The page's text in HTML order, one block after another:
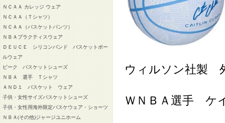
ＮＣＡＡ カレッジ ウェア
ＮＣＡＡ（Ｔシャツ）
ＮＣＡＡ（バスケットパンツ）
ＮＢＡプラクティスウェア
ＤＥＵＣＥ シリコンバンド バスケットボー
ルウェア
ピーク バスケットシューズ
ＮＢＡ 選手 Ｔシャツ
ＡＮＤ１ バスケット ウェア
子供・女性サイズバスケットシューズ
子供・女性用海外限定バスケウェア・ショーツ
ＮＢＡ(その他)ジャージユニホーム
ウィルソン社製
ＷＮＢＡ選手